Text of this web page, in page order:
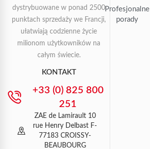
dystrybuowane w ponad 2500
punktach sprzedaży we Francji,
ułatwiają codzienne życie
milionom użytkowników na
całym świecie.
KONTAKT
+33 (0) 825 800
251
ZAE de Lamirault 10
rue Henry Delbast F-
77183 CROISSY-
BEAUBOURG
Profesjonalne
porady